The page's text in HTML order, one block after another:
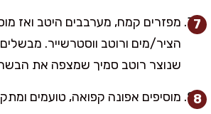
מפזרים קמח, מערבבים היטב ואז
שנוצר רוטב סמיך שמצפה את
מוסיפים אפונה קפואה, טועמים